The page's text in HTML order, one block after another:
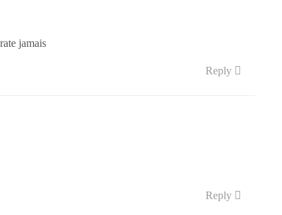
jamais
Reply
Reply